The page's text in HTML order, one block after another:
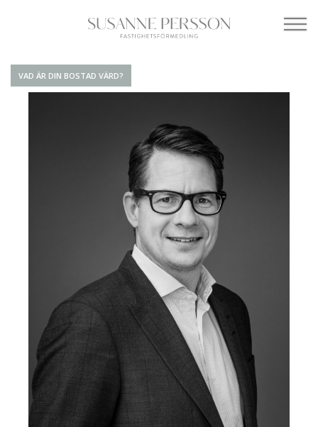
VAD ÄR DIN BOSTAD VÄRD?